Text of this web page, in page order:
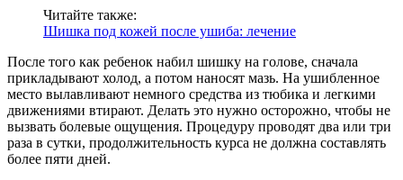
Читайте также:
Шишка под кожей после ушиба: лечение
После того как ребенок набил шишку на голове, сначала
прикладывают холод, а потом наносят мазь. На ушибленное
место вылавливают немного средства из тюбика и легкими
движениями втирают. Делать это нужно осторожно, чтобы не
вызвать болевые ощущения. Процедуру проводят два или три
раза в сутки, продолжительность курса не должна составлять
более пяти дней.